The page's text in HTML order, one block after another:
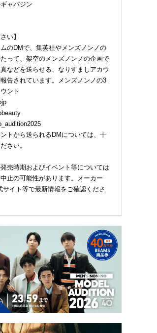
ャバジン
い】
のDMで、集英社やメンズノンノの
って、架空のメンズノンノの企画で
などを送らせる、なりすましアカウ
告されています。メンズノンノの3
ント
トから送られるDMについては、十
さい。
売時期およびイベント等については
止の可能性があります。メーカー
サイト等で最新情報をご確認くださ